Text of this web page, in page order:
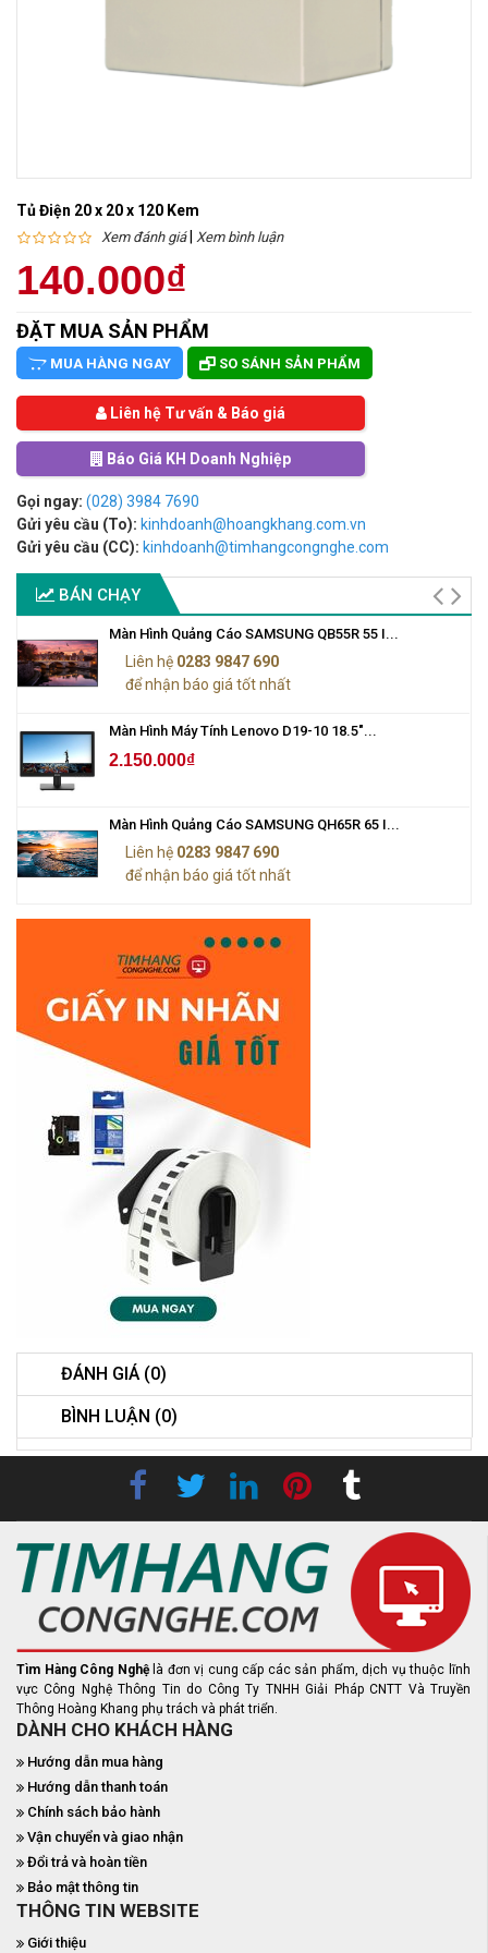
Tủ Điện 20 x 20 x 120 Kem
Xem đánh giá| Xem bình luận
140.000₫
ĐẶT MUA SẢN PHẨM
MUA HÀNG NGAY SO SÁNH SẢN PHẨM
Liên hệ Tư vấn & Báo giá
Báo Giá KH Doanh Nghiệp
Gọi ngay: (028) 3984 7690
Gửi yêu cầu (To): kinhdoanh@hoangkhang.com.vn
Gửi yêu cầu (CC): kinhdoanh@timhangcongnghe.com
BÁN CHẠY
Màn Hình Quảng Cáo SAMSUNG QB55R 55 I...
Liên hệ 0283 9847 690
để nhận báo giá tốt nhất
Màn Hình Máy Tính Lenovo D19-10 18.5"...
2.150.000₫
Màn Hình Quảng Cáo SAMSUNG QH65R 65 I...
Liên hệ 0283 9847 690
để nhận báo giá tốt nhất
ĐÁNH GIÁ (0)
BÌNH LUẬN (0)
Tìm Hàng Công Nghệ là đơn vị cung cấp các sản phẩm, dịch vụ thuộc lĩnh
vực Công Nghệ Thông Tin do Công Ty TNHH Giải Pháp CNTT Và Truyền
Thông Hoàng Khang phụ trách và phát triển.
DÀNH CHO KHÁCH HÀNG
Hướng dẫn mua hàng
Hướng dẫn thanh toán
Chính sách bảo hành
Vận chuyển và giao nhận
Đổi trả và hoàn tiền
Bảo mật thông tin
THÔNG TIN WEBSITE
Giới thiệu